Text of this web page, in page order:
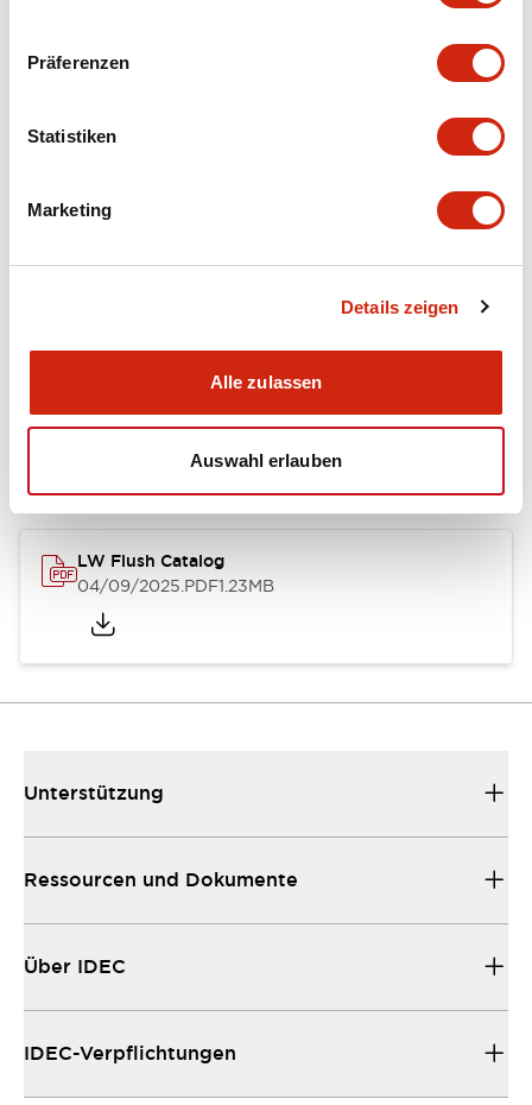
Präferenzen
Statistiken
Marketing
Details zeigen
Alle zulassen
Auswahl erlauben
portion)
Dokumente und Dateien
Kataloge & Broschüren CAD-Dateien
LW Flush Catalog
04/09/2025.PDF1.23MB
Unterstützung
Ressourcen und Dokumente
Über IDEC
IDEC-Verpflichtungen